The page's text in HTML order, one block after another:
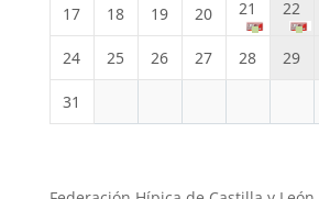
17 18 19 20 21 22
24 25 26 27 28 29
31